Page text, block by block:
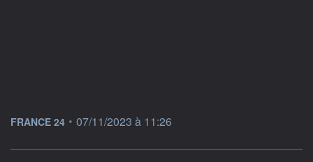
information fournie par
FRANCE 24 • 07/11/2023 à 11:26